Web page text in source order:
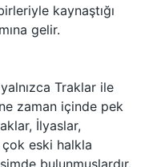
kaynaştığı
gelir.
Traklar ile
zaman içinde pek
İlyaslar,
eski halkla
bulunmuşlardır.